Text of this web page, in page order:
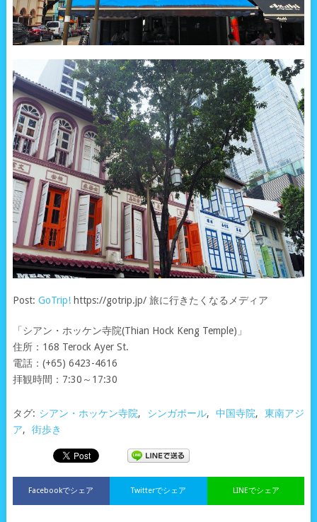
Post: GoTrip!https://gotrip.jp/ 旅に行きたくなるメディア
「シアン・ホッケン寺院(Thian Hock Keng Temple)」
住所：168 Terock Ayer St.
電話：(+65) 6423-4616
拝観時間：7:30～17:30
タグ: シアン・ホッケン寺院, シンガポール, 中国寺院,
東南アジ
ア, 街歩き
Facebookでシェア LINEでシェア
Twitterでシェア